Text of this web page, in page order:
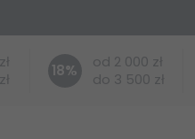
18%
od 2 000 zł
do 3 500 zł